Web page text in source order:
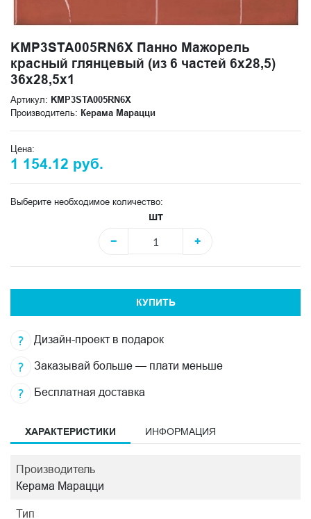
KMP3STA005RN6X Панно Мажорель
красный глянцевый (из 6 частей 6х28,5)
36x28,5x1
Артикул: KMP3STA005RN6X
Производитель: Керама Марацци
Цена:
1 154.12 руб.
Выберите необходимое количество:
шт
−
+
КУПИТЬ
Дизайн-проект в подарок
Заказывай больше — плати меньше
Бесплатная доставка
ХАРАКТЕРИСТИКИ ИНФОРМАЦИЯ
Производитель
Керама Марацци
Тип